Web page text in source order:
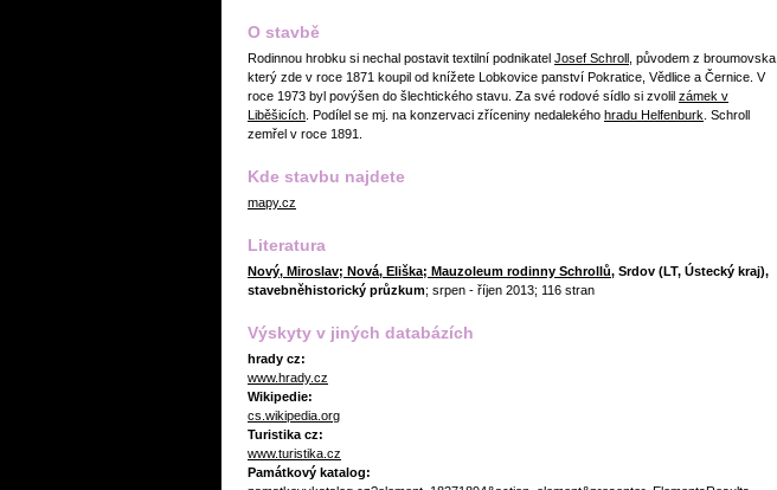
O stavbě
Rodinnou hrobku si nechal postavit textilní podnikatel Josef Schroll , původem z broumovska,
který zde v roce 1871 koupil od knížete Lobkovice panství Pokratice, Vědlice a Černice. V
roce 1973 byl povýšen do šlechtického stavu. Za své rodové sídlo si zvolil zámek v
Liběšicích . Podílel se mj. na konzervaci zříceniny nedalekého hradu Helfenburk . Schroll
zemřel v roce 1891.
Kde stavbu najdete
mapy.cz
Literatura
Nový, Miroslav; Nová, Eliška; Mauzoleum rodinny Schrollů, Srdov (LT, Ústecký kraj),
stavebněhistorický průzkum; srpen - říjen 2013; 116 stran
Výskyty v jiných databázích
hrady cz:
www.hrady.cz
Wikipedie:
cs.wikipedia.org
Turistika cz:
www.turistika.cz
Památkový katalog: